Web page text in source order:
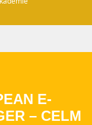
E-
– CELM